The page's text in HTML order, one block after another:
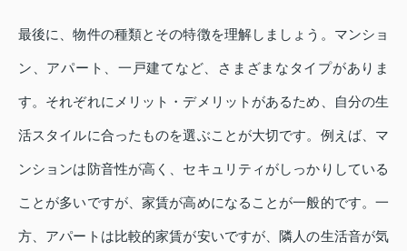
最後に、物件の種類とその特徴を理解しましょう。マンショ
ン、アパート、一戸建てなど、さまざまなタイプがありま
す。それぞれにメリット・デメリットがあるため、自分の生
活スタイルに合ったものを選ぶことが大切です。例えば、マ
ンションは防音性が高く、セキュリティがしっかりしている
ことが多いですが、家賃が高めになることが一般的です。一
方、アパートは比較的家賃が安いですが、隣人の生活音が気